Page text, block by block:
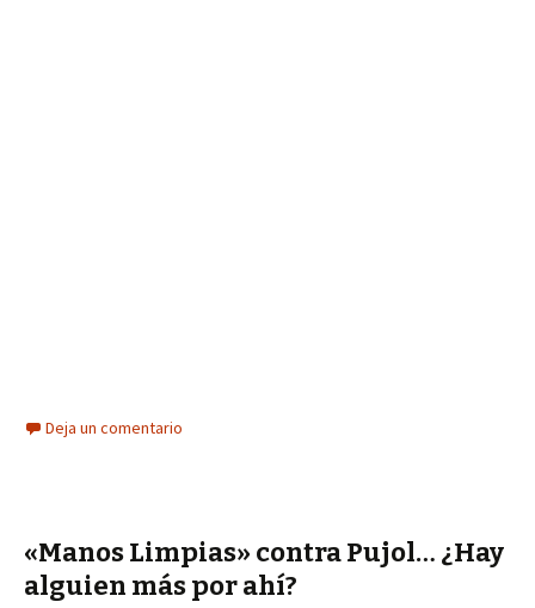
Deja un comentario
«Manos Limpias» contra Pujol… ¿Hay
alguien más por ahí?